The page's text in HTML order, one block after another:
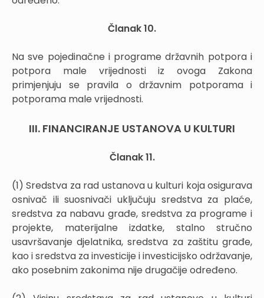
Članak 10.
Na sve pojedinačne i programe državnih potpora i
potpora male vrijednosti iz ovoga Zakona
primjenjuju se pravila o državnim potporama i
potporama male vrijednosti.
III. FINANCIRANJE USTANOVA U KULTURI
Članak 11.
(1) Sredstva za rad ustanova u kulturi koja osigurava
osnivač ili suosnivači uključuju sredstva za plaće,
sredstva za nabavu građe, sredstva za programe i
projekte, materijalne izdatke, stalno stručno
usavršavanje djelatnika, sredstva za zaštitu građe,
kao i sredstva za investicije i investicijsko održavanje,
ako posebnim zakonima nije drugačije određeno.